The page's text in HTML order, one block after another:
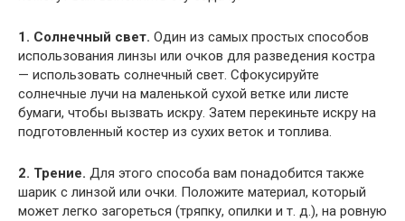
1. Солнечный свет. Один из самых простых способов
использования линзы или очков для разведения костра
— использовать солнечный свет. Сфокусируйте
солнечные лучи на маленькой сухой ветке или листе
бумаги, чтобы вызвать искру. Затем перекиньте искру на
подготовленный костер из сухих веток и топлива.
2. Трение. Для этого способа вам понадобится также
шарик с линзой или очки. Положите материал, который
может легко загореться (тряпку, опилки и т. д.), на ровную